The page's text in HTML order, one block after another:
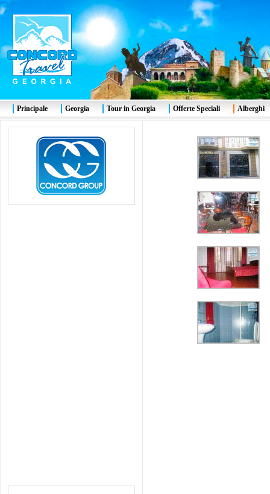
Principale Georgia Tour in Georgia Offerte Speciali Alberghi